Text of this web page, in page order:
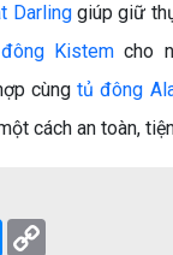
Darlinggiúp giữ
Kistem cho
cùngtủ đông
cách an toàn,
Messenger
Copy
kế
áo